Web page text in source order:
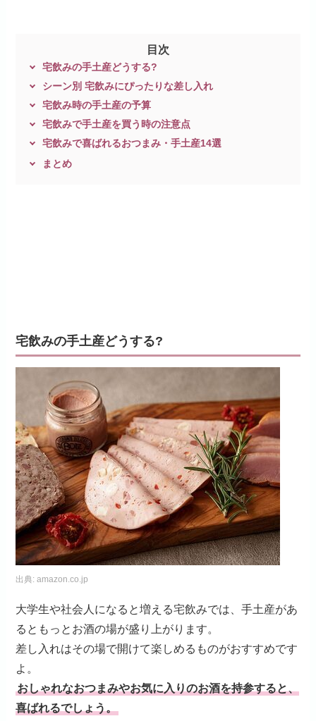
目次
宅飲みの手土産どうする?
シーン別 宅飲みにぴったりな差し入れ
宅飲み時の手土産の予算
宅飲みで手土産を買う時の注意点
宅飲みで喜ばれるおつまみ・手土産14選
まとめ
宅飲みの手土産どうする?
出典:amazon.co.jp
大学生や社会人になると増える宅飲みでは、手土産があ
るともっとお酒の場が盛り上がります。
差し入れはその場で開けて楽しめるものがおすすめです
よ。
おしゃれなおつまみやお気に入りのお酒を持参すると、
喜ばれるでしょう。